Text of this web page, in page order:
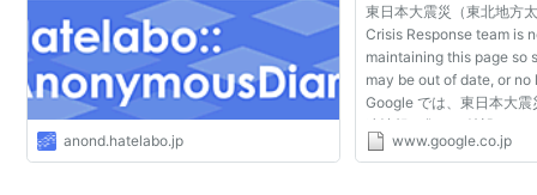
anond.hatelabo.jp
東日本大震災（東北地方
Crisis Response team is
maintaining this page so
may be out of date, or
Google では、東日本大
連情報を集めた特設サイ
す。特設サイトでは、安
www.google.co.jp